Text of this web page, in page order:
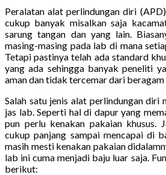
Peralatan alat perlindungan diri
cukup banyak misalkan saja
sarung tangan dan yang lain.
masing-masing pada lab di mana
Tetapi pastinya telah ada standard
yang ada sehingga banyak peneliti
aman dan tidak tercemar dari beragam
Salah satu jenis alat perlindungan diri
jas lab. Seperti hal di dapur yang
pun perlu kenakan pakaian khusus.
cukup panjang sampai mencapai di
masih mesti kenakan pakaian
lab ini cuma menjadi baju luar saja.
berikut: